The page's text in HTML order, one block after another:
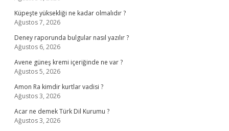
Küpeşte yüksekliği ne kadar olmalıdır ?
Ağustos 7, 2026
Deney raporunda bulgular nasıl yazılır ?
Ağustos 6, 2026
Avene güneş kremi içeriğinde ne var ?
Ağustos 5, 2026
Amon Ra kimdir kurtlar vadisi ?
Ağustos 3, 2026
Acar ne demek Türk Dil Kurumu ?
Ağustos 3, 2026